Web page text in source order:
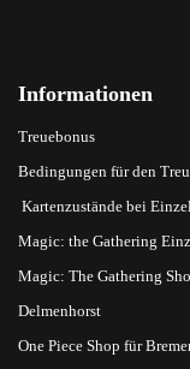
Informationen
Treuebonus
Bedingungen für den
Kartenzustände bei
Magic: the Gathering
Magic: The Gathering
Delmenhorst
One Piece Shop für